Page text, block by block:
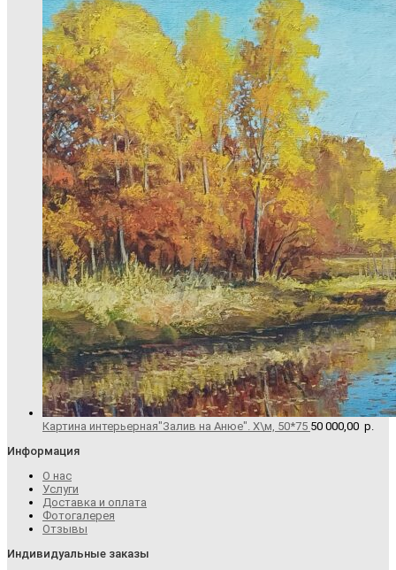
Картина интерьерная"Залив на Анюе". Х\м, 50*75 50 000,00 р.
Информация
О нас
Услуги
Доставка и оплата
Фотогалерея
Отзывы
Индивидуальные заказы